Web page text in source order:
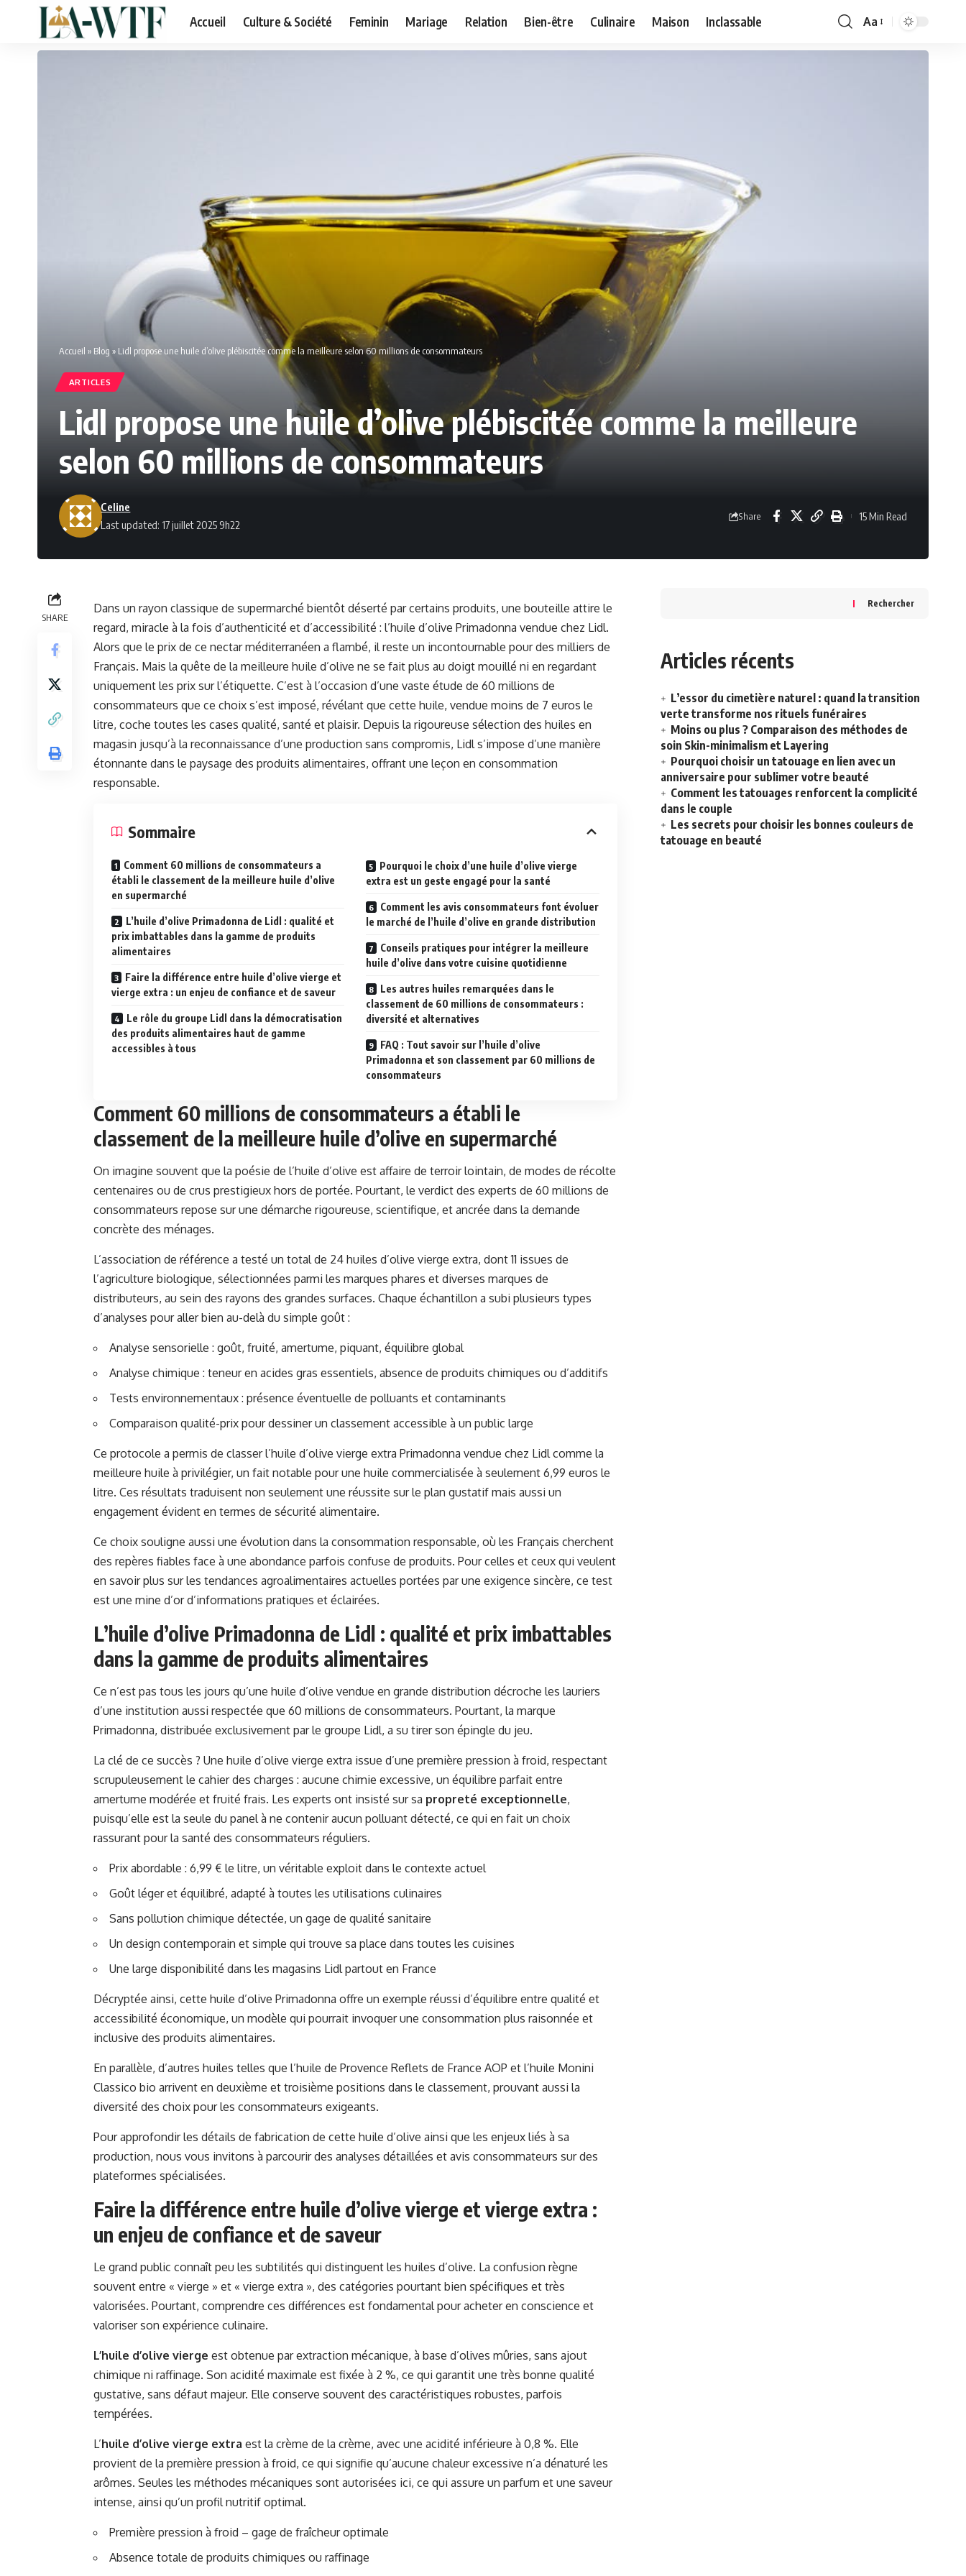
Accueil Culture & Société Feminin Mariage Relation Bien-être Culinaire Maison Inclassable
Font
Resizer
Aa
Accueil » Blog » Lidl propose une huile d’olive plébiscitée comme la meilleure selon 60 millions de consommateurs
ARTICLES
Lidl propose une huile d’olive plébiscitée comme la meilleure
selon 60 millions de consommateurs
Last updated: 17 juillet 2025 9h22
Celine
Share 15 Min Read
SHARE
Dans un rayon classique de supermarché bientôt déserté par certains produits, une bouteille attire le
regard, miracle à la fois d’authenticité et d’accessibilité : l’huile d’olive Primadonna vendue chez Lidl.
Alors que le prix de ce nectar méditerranéen a flambé, il reste un incontournable pour des milliers de
Français. Mais la quête de la meilleure huile d’olive ne se fait plus au doigt mouillé ni en regardant
uniquement les prix sur l’étiquette. C’est à l’occasion d’une vaste étude de 60 millions de
consommateurs que ce choix s’est imposé, révélant que cette huile, vendue moins de 7 euros le
litre, coche toutes les cases qualité, santé et plaisir. Depuis la rigoureuse sélection des huiles en
magasin jusqu’à la reconnaissance d’une production sans compromis, Lidl s’impose d’une manière
étonnante dans le paysage des produits alimentaires, offrant une leçon en consommation
responsable.
Sommaire
Comment 60 millions de consommateurs a
établi le classement de la meilleure huile d’olive
en supermarché
L’huile d’olive Primadonna de Lidl : qualité et
prix imbattables dans la gamme de produits
alimentaires
Faire la différence entre huile d’olive vierge et
vierge extra : un enjeu de confiance et de saveur
Le rôle du groupe Lidl dans la démocratisation
des produits alimentaires haut de gamme
accessibles à tous
Pourquoi le choix d’une huile d’olive vierge
extra est un geste engagé pour la santé
Comment les avis consommateurs font évoluer
le marché de l’huile d’olive en grande distribution
Conseils pratiques pour intégrer la meilleure
huile d’olive dans votre cuisine quotidienne
Les autres huiles remarquées dans le
classement de 60 millions de consommateurs :
diversité et alternatives
FAQ : Tout savoir sur l’huile d’olive
Primadonna et son classement par 60 millions de
consommateurs
Comment 60 millions de consommateurs a établi le
classement de la meilleure huile d’olive en supermarché
On imagine souvent que la poésie de l’huile d’olive est affaire de terroir lointain, de modes de récolte
centenaires ou de crus prestigieux hors de portée. Pourtant, le verdict des experts de 60 millions de
consommateurs repose sur une démarche rigoureuse, scientifique, et ancrée dans la demande
concrète des ménages.
L’association de référence a testé un total de 24 huiles d’olive vierge extra, dont 11 issues de
l’agriculture biologique, sélectionnées parmi les marques phares et diverses marques de
distributeurs, au sein des rayons des grandes surfaces. Chaque échantillon a subi plusieurs types
d’analyses pour aller bien au-delà du simple goût :
Analyse sensorielle : goût, fruité, amertume, piquant, équilibre global
Analyse chimique : teneur en acides gras essentiels, absence de produits chimiques ou d’additifs
Tests environnementaux : présence éventuelle de polluants et contaminants
Comparaison qualité-prix pour dessiner un classement accessible à un public large
Ce protocole a permis de classer l’huile d’olive vierge extra Primadonna vendue chez Lidl comme la
meilleure huile à privilégier, un fait notable pour une huile commercialisée à seulement 6,99 euros le
litre. Ces résultats traduisent non seulement une réussite sur le plan gustatif mais aussi un
engagement évident en termes de sécurité alimentaire.
Ce choix souligne aussi une évolution dans la consommation responsable, où les Français cherchent
des repères fiables face à une abondance parfois confuse de produits. Pour celles et ceux qui veulent
en savoir plus sur les tendances agroalimentaires actuelles portées par une exigence sincère, ce test
est une mine d’or d’informations pratiques et éclairées.
L’huile d’olive Primadonna de Lidl : qualité et prix imbattables
dans la gamme de produits alimentaires
Ce n’est pas tous les jours qu’une huile d’olive vendue en grande distribution décroche les lauriers
d’une institution aussi respectée que 60 millions de consommateurs. Pourtant, la marque
Primadonna, distribuée exclusivement par le groupe Lidl, a su tirer son épingle du jeu.
La clé de ce succès ? Une huile d’olive vierge extra issue d’une première pression à froid, respectant
scrupuleusement le cahier des charges : aucune chimie excessive, un équilibre parfait entre
amertume modérée et fruité frais. Les experts ont insisté sur sa propreté exceptionnelle,
puisqu’elle est la seule du panel à ne contenir aucun polluant détecté, ce qui en fait un choix
rassurant pour la santé des consommateurs réguliers.
Prix abordable : 6,99 € le litre, un véritable exploit dans le contexte actuel
Goût léger et équilibré, adapté à toutes les utilisations culinaires
Sans pollution chimique détectée, un gage de qualité sanitaire
Un design contemporain et simple qui trouve sa place dans toutes les cuisines
Une large disponibilité dans les magasins Lidl partout en France
Décryptée ainsi, cette huile d’olive Primadonna offre un exemple réussi d’équilibre entre qualité et
accessibilité économique, un modèle qui pourrait invoquer une consommation plus raisonnée et
inclusive des produits alimentaires.
En parallèle, d’autres huiles telles que l’huile de Provence Reflets de France AOP et l’huile Monini
Classico bio arrivent en deuxième et troisième positions dans le classement, prouvant aussi la
diversité des choix pour les consommateurs exigeants.
Pour approfondir les détails de fabrication de cette huile d’olive ainsi que les enjeux liés à sa
production, nous vous invitons à parcourir des analyses détaillées et avis consommateurs sur des
plateformes spécialisées.
Faire la différence entre huile d’olive vierge et vierge extra :
un enjeu de confiance et de saveur
Le grand public connaît peu les subtilités qui distinguent les huiles d’olive. La confusion règne
souvent entre « vierge » et « vierge extra », des catégories pourtant bien spécifiques et très
valorisées. Pourtant, comprendre ces différences est fondamental pour acheter en conscience et
valoriser son expérience culinaire.
L’huile d’olive vierge est obtenue par extraction mécanique, à base d’olives mûries, sans ajout
chimique ni raffinage. Son acidité maximale est fixée à 2 %, ce qui garantit une très bonne qualité
gustative, sans défaut majeur. Elle conserve souvent des caractéristiques robustes, parfois
tempérées.
L’huile d’olive vierge extra est la crème de la crème, avec une acidité inférieure à 0,8 %. Elle
provient de la première pression à froid, ce qui signifie qu’aucune chaleur excessive n’a dénaturé les
arômes. Seules les méthodes mécaniques sont autorisées ici, ce qui assure un parfum et une saveur
intense, ainsi qu’un profil nutritif optimal.
Première pression à froid – gage de fraîcheur optimale
Absence totale de produits chimiques ou raffinage
Rechercher
Articles récents
L’essor du cimetière naturel : quand la transition
verte transforme nos rituels funéraires
Moins ou plus ? Comparaison des méthodes de
soin Skin-minimalism et Layering
Pourquoi choisir un tatouage en lien avec un
anniversaire pour sublimer votre beauté
Comment les tatouages renforcent la complicité
dans le couple
Les secrets pour choisir les bonnes couleurs de
tatouage en beauté